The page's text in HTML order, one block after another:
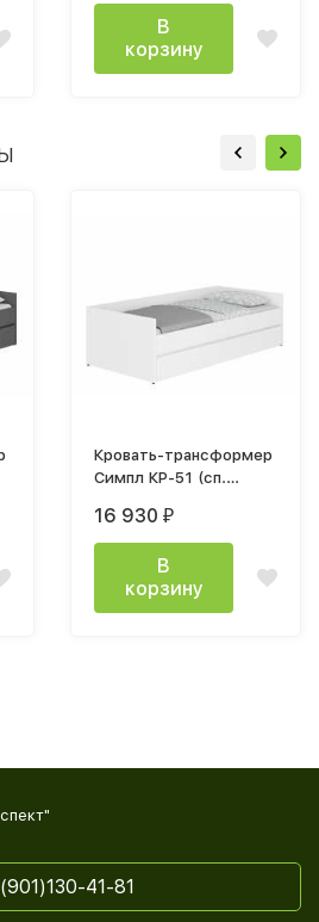
В
корзину
Кровать-трансформер
Симпл КР-51 (сп.
90х200/180х200см)
лдсп белый
16 930 ₽
В
корзину
41-81